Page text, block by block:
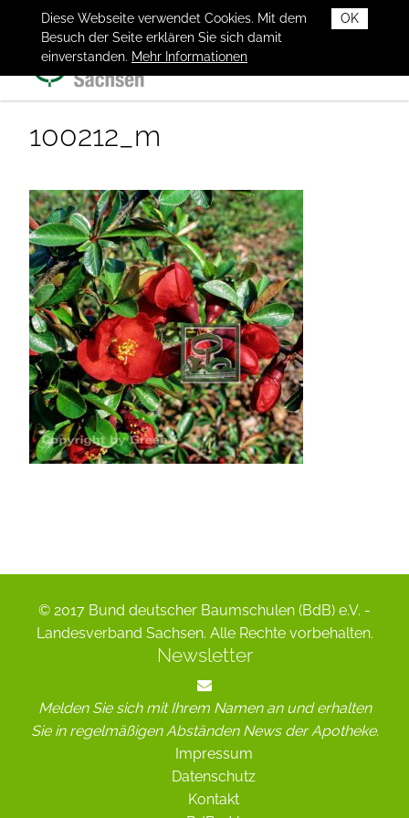
OK
Diese Webseite verwendet Cookies. Mit dem
Besuch der Seite erklären Sie sich damit
einverstanden. Mehr Informationen
100212_m
© 2017 Bund deutscher Baumschulen (BdB) e.V. -
Landesverband Sachsen. Alle Rechte vorbehalten.
Newsletter
Melden Sie sich mit Ihrem Namen an und erhalten
Sie in regelmäßigen Abständen News der Apotheke.
Impressum
Datenschutz
Kontakt